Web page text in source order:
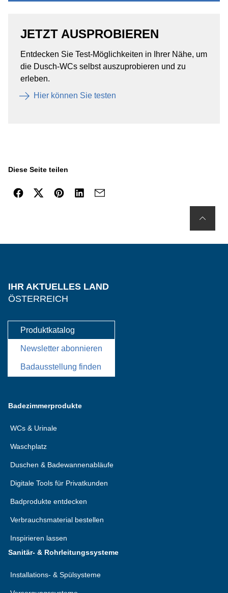
JETZT AUSPROBIEREN
Entdecken Sie Test-Möglichkeiten in Ihrer Nähe, um
die Dusch-WCs selbst auszuprobieren und zu
erleben. ​
Hier können Sie testen​
Diese Seite teilen
IHR AKTUELLES LAND
ÖSTERREICH
Produktkatalog
Newsletter abonnieren
Badausstellung finden
Badezimmerprodukte
WCs & Urinale
Waschplatz
Duschen & Badewannenabläufe
Digitale Tools für Privatkunden
Badprodukte entdecken
Verbrauchsmaterial bestellen
Inspirieren lassen
Sanitär- & Rohrleitungssysteme
Installations- & Spülsysteme